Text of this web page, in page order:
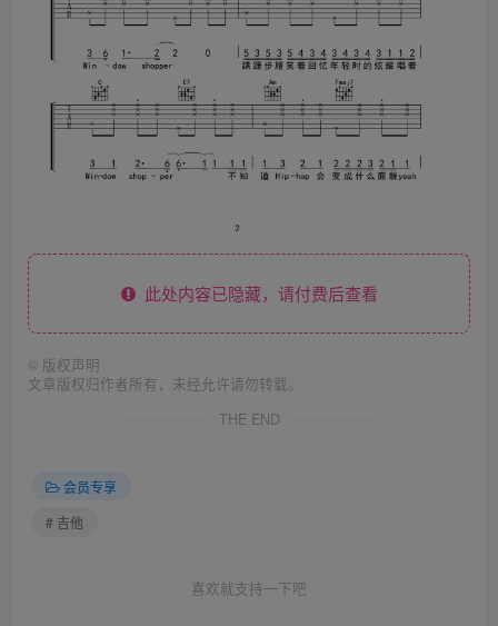
此处内容已隐藏，请付费后查看
© 版权声明
文章版权归作者所有，未经允许请勿转载。
THE END
会员专享
# 吉他
喜欢就支持一下吧